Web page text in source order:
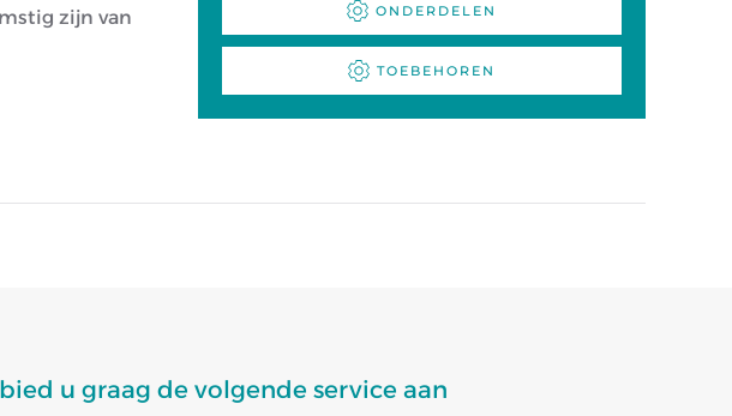
zijn van
ONDERDELEN
TOEBEHOREN
bied u graag de volgende service aan